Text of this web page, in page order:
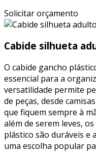
Solicitar orçamento
Cabide silhueta
O cabide gancho
essencial para a
versatilidade permite
de peças, desde
que fiquem sempre à
além de serem leves,
plástico são duráveis e
uma escolha popular